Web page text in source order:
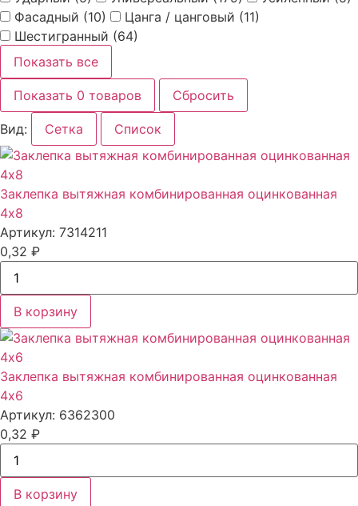
Фасадный (10) Цанга / цанговый (11)
Шестигранный (64)
Показать все
Показать 0 товаров Сбросить
Вид: Сетка Список
Заклепка вытяжная комбинированная оцинкованная
4x8
Артикул: 7314211
0,32 ₽
В корзину
Заклепка вытяжная комбинированная оцинкованная
4x6
Артикул: 6362300
0,32 ₽
В корзину